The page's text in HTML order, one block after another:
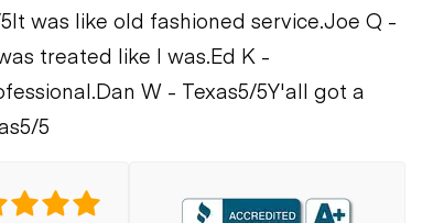
It was like old fashioned service.Joe Q -
treated like I was.Ed K -
Dan W - Texas5/5Y'all got a
5/5